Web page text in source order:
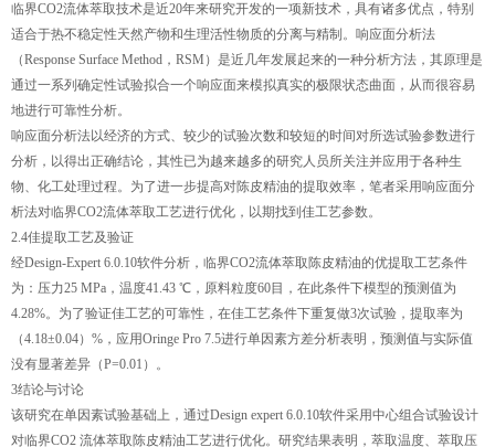
临界CO2流体萃取技术是近20年来研究开发的一项新技术，具有诸多优点，特别
适合于热不稳定性天然产物和生理活性物质的分离与精制。响应面分析法
（Response Surface Method，RSM）是近几年发展起来的一种分析方法，其原理是
通过一系列确定性试验拟合一个响应面来模拟真实的极限状态曲面，从而很容易
地进行可靠性分析。
响应面分析法以经济的方式、较少的试验次数和较短的时间对所选试验参数进行
分析，以得出正确结论，其性已为越来越多的研究人员所关注并应用于各种生
物、化工处理过程。为了进一步提高对陈皮精油的提取效率，笔者采用响应面分
析法对临界CO2流体萃取工艺进行优化，以期找到佳工艺参数。
2.4佳提取工艺及验证
经Design-Expert 6.0.10软件分析，临界CO2流体萃取陈皮精油的优提取工艺条件
为：压力25 MPa，温度41.43 ℃，原料粒度60目，在此条件下模型的预测值为
4.28%。为了验证佳工艺的可靠性，在佳工艺条件下重复做3次试验，提取率为
（4.18±0.04）%，应用Oringe Pro 7.5进行单因素方差分析表明，预测值与实际值
没有显著差异（P=0.01）。
3结论与讨论
该研究在单因素试验基础上，通过Design expert 6.0.10软件采用中心组合试验设计
对临界CO2 流体萃取陈皮精油工艺进行优化。研究结果表明，萃取温度、萃取压